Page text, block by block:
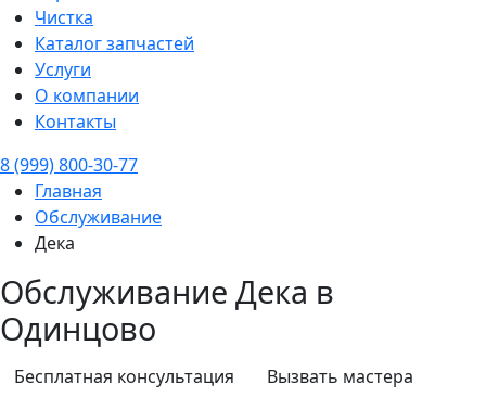
Чистка
Каталог запчастей
Услуги
О компании
Контакты
8 (999) 800-30-77
Главная
Обслуживание
Дека
Обслуживание Дека в
Одинцово
Бесплатная консультация
Вызвать мастера